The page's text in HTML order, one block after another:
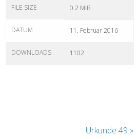
FILE SIZE 0.2 MiB
DATUM 11. Februar 2016
DOWNLOADS 1102
Urkunde 49 »